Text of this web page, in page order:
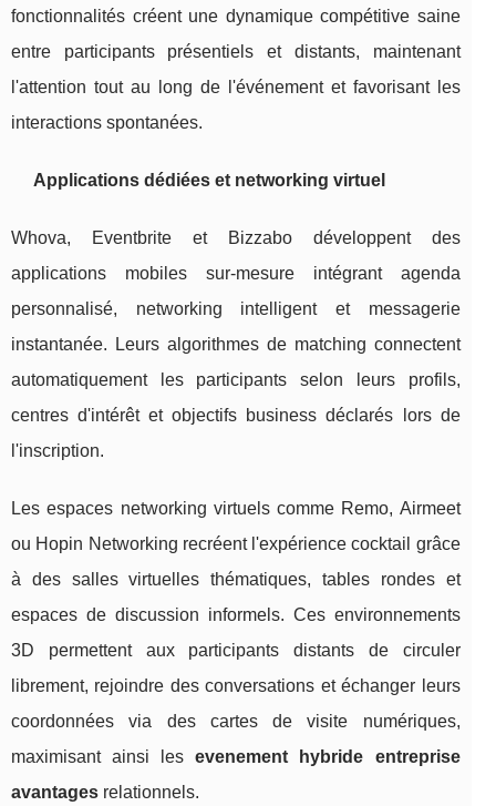
fonctionnalités créent une dynamique compétitive saine
entre participants présentiels et distants, maintenant
l'attention tout au long de l'événement et favorisant les
interactions spontanées.
Applications dédiées et networking virtuel
Whova, Eventbrite et Bizzabo développent des
applications mobiles sur-mesure intégrant agenda
personnalisé, networking intelligent et messagerie
instantanée. Leurs algorithmes de matching connectent
automatiquement les participants selon leurs profils,
centres d'intérêt et objectifs business déclarés lors de
l'inscription.
Les espaces networking virtuels comme Remo, Airmeet
ou Hopin Networking recréent l'expérience cocktail grâce
à des salles virtuelles thématiques, tables rondes et
espaces de discussion informels. Ces environnements
3D permettent aux participants distants de circuler
librement, rejoindre des conversations et échanger leurs
coordonnées via des cartes de visite numériques,
maximisant ainsi lesevenement hybride entreprise
avantages relationnels.